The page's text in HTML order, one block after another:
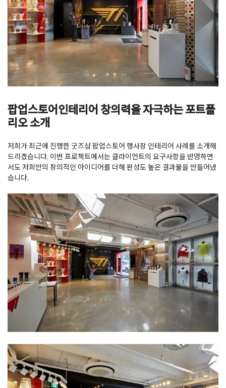
팝업스토어인테리어 창의력을 자극하는 포트폴
리오 소개
저희가 최근에 진행한 굿즈샵 팝업스토어 행사장 인테리어 사례를 소개해
드리겠습니다. 이번 프로젝트에서는 클라이언트의 요구사항을 반영하면
서도 저희만의 창의적인 아이디어를 더해 완성도 높은 결과물을 만들어냈
습니다.